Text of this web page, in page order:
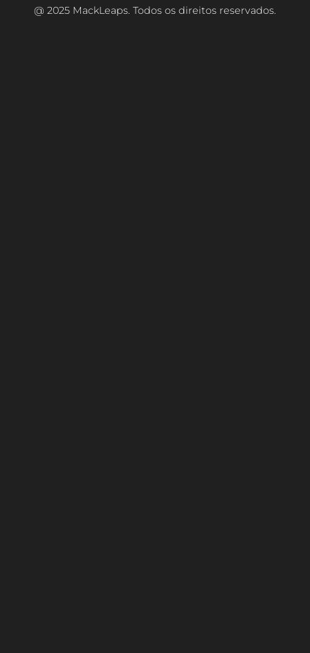
@ 2025 MackLeaps. Todos os direitos reservados.